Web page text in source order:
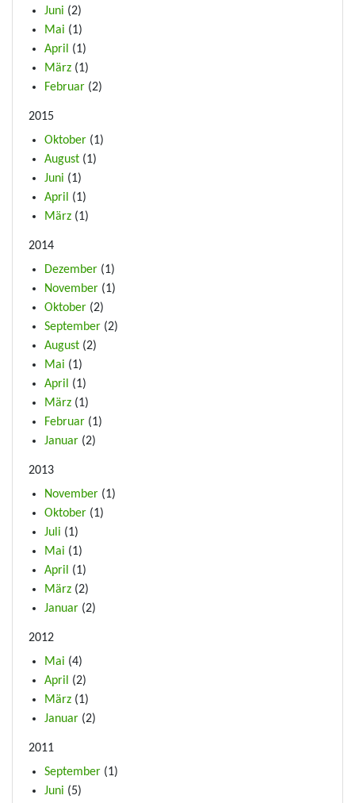
Juni (2)
Mai (1)
April (1)
März (1)
Februar (2)
2015
Oktober (1)
August (1)
Juni (1)
April (1)
März (1)
2014
Dezember (1)
November (1)
Oktober (2)
September (2)
August (2)
Mai (1)
April (1)
März (1)
Februar (1)
Januar (2)
2013
November (1)
Oktober (1)
Juli (1)
Mai (1)
April (1)
März (2)
Januar (2)
2012
Mai (4)
April (2)
März (1)
Januar (2)
2011
September (1)
Juni (5)